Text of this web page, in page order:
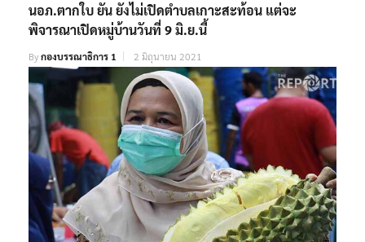
นอภ.ตากใบ ยัน ยังไม่เปิดตำบลเกาะสะท้อน แต่จะ
พิจารณาเปิดหมู่บ้านวันที่ 9 มิ.ย.นี้
Byกองบรรณาธิการ 1 2 มิถุนายน 2021